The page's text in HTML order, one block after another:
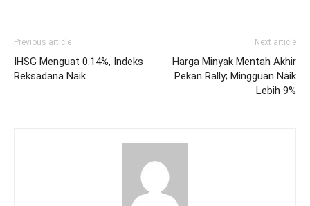
Previous article
IHSG Menguat 0.14%, Indeks
Reksadana Naik
Next article
Harga Minyak Mentah Akhir
Pekan Rally; Mingguan Naik
Lebih 9%